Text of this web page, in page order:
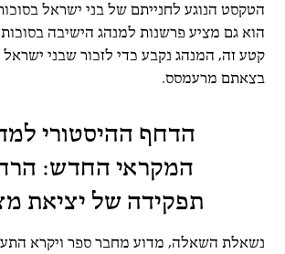
הטקסט הנוגע לחנייתם של בני ישראל
הוא גם מציע פרשנות למנהג הישיבה
קטע זה, המנהג נקבע כדי לזכור שבני ישראל
בצאתם מרעמסס.
הדחף ההיסטורי
המקראי החדש:
תפקידה של יציאת
נשאלת השאלה, מדוע מחבר ספר ויקרא